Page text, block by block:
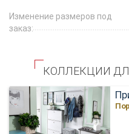
Изменение размеров под
заказ:
КОЛЛЕКЦИИ